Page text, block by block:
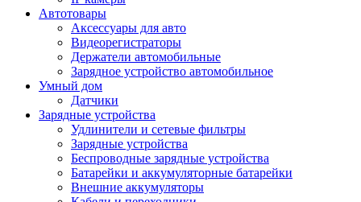
Автотовары
Аксессуары для авто
Видеорегистраторы
Держатели автомобильные
Зарядное устройство автомобильное
Умный дом
Датчики
Зарядные устройства
Удлинители и сетевые фильтры
Зарядные устройства
Беспроводные зарядные устройства
Батарейки и аккумуляторные батарейки
Внешние аккумуляторы